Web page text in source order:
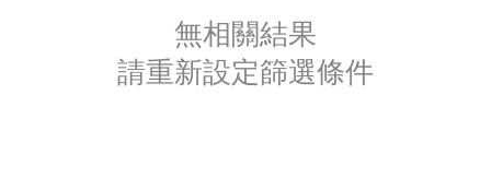
無相關結果
請重新設定篩選條件